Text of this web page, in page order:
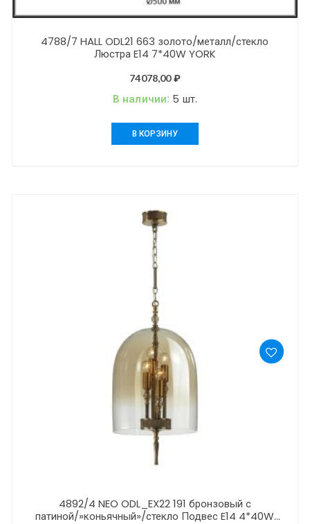
4788/7 HALL ODL21 663 золото/металл/стекло
Люстра E14 7*40W YORK
74078,00₽
В наличии: 5 шт.
В КОРЗИНУ
4892/4 NEO ODL_EX22 191 бронзовый с
патиной/»коньячный»/стекло Подвес E14 4*40W